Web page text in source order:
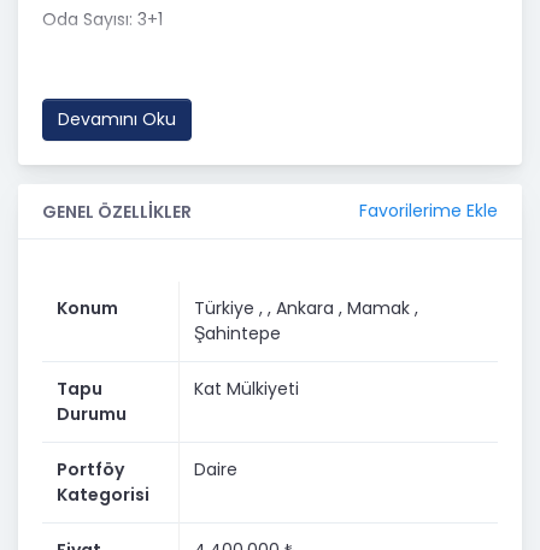
Oda Sayısı: 3+1
Bina Kat Sayısı: 3.Kat
Kullanım Durumu: MÜLK SAHİBİ
Tapu Durumu: KAT MÜLKİYET
-----------------------------------------------
-----------------------------------------------
-----------------------------------------------
---------------------
Konum Avantajı
Devamını Oku
GENEL ÖZELLİKLER Favorilerime Ekle
Konum Türkiye , , Ankara , Mamak ,
Şahintepe
Tapu
Durumu
Kat Mülkiyeti
Portföy
Kategorisi
Daire